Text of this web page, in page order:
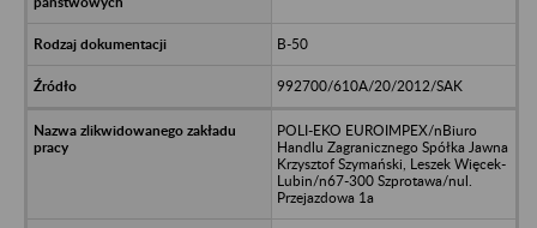
B-50
992700/610A/20/2012/SAK
POLI-EKO EUROIMPEX/nBiuro
Handlu Zagranicznego Spółka Jawna
Krzysztof Szymański, Leszek Więcek-
Lubin/n67-300 Szprotawa/nul.
Przejazdowa 1a